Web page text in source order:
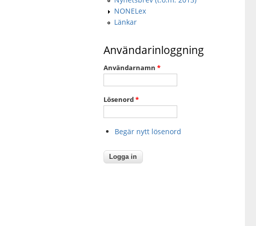
NONELex
Länkar
Användarinloggning
Användarnamn *
Lösenord*
Begär nytt lösenord